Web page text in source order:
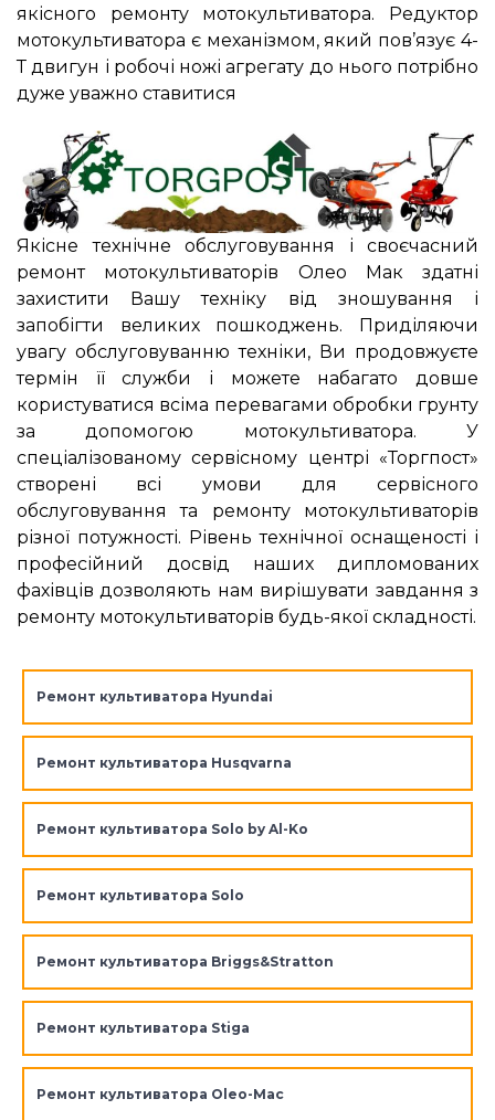
якісного ремонту мотокультиватора. Редуктор
мотокультиватора є механізмом, який пов’язує 4-
Т двигун і робочі ножі агрегату до нього потрібно
дуже уважно ставитися
Якісне технічне обслуговування і своєчасний
ремонт мотокультиваторів Олео Мак здатні
захистити Вашу техніку від зношування і
запобігти великих пошкоджень. Приділяючи
увагу обслуговуванню техніки, Ви продовжуєте
термін її служби і можете набагато довше
користуватися всіма перевагами обробки грунту
за допомогою мотокультиватора. У
спеціалізованому сервісному центрі «Торгпост»
створені всі умови для сервісного
обслуговування та ремонту мотокультиваторів
різної потужності. Рівень технічної оснащеності і
професійний досвід наших дипломованих
фахівців дозволяють нам вирішувати завдання з
ремонту мотокультиваторів будь-якої складності.
Ремонт культиватора Hyundai
Ремонт культиватора Husqvarna
Ремонт культиватора Solo by Al-Ko
Ремонт культиватора Solo
Ремонт культиватора Briggs&Stratton
Ремонт культиватора Stiga
Ремонт культиватора Oleo-Mac